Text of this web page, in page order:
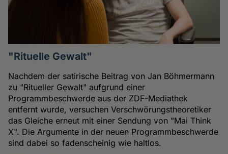
"Rituelle Gewalt"
Nachdem der satirische Beitrag von Jan Böhmermann
zu "Ritueller Gewalt" aufgrund einer
Programmbeschwerde aus der ZDF-Mediathek
entfernt wurde, versuchen Verschwörungstheoretiker
das Gleiche erneut mit einer Sendung von "Mai Think
X". Die Argumente in der neuen Programmbeschwerde
sind dabei so fadenscheinig wie haltlos.